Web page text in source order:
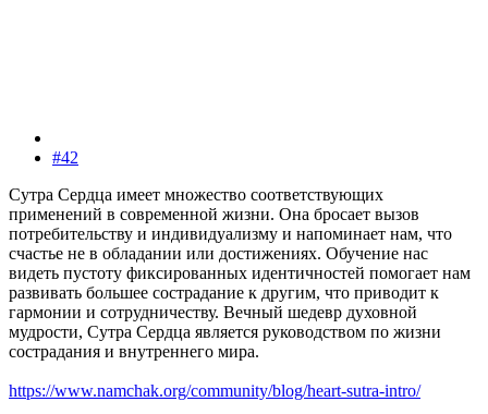
#42
Сутра Сердца имеет множество соответствующих
применений в современной жизни. Она бросает вызов
потребительству и индивидуализму и напоминает нам, что
счастье не в обладании или достижениях. Обучение нас
видеть пустоту фиксированных идентичностей помогает нам
развивать большее сострадание к другим, что приводит к
гармонии и сотрудничеству. Вечный шедевр духовной
мудрости, Сутра Сердца является руководством по жизни
сострадания и внутреннего мира.
https://www.namchak.org/community/blog/heart-sutra-intro/